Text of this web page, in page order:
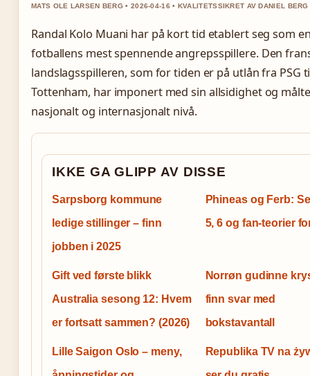
MATS OLE LARSEN BERG • 2026-04-16 • KVALITETSSIKRET AV DANIEL BERG
Randal Kolo Muani har på kort tid etablert seg som
fotballens mest spennende angrepsspillere. Den
landslagsspilleren, som for tiden er på utlån fra PSG
Tottenham, har imponert med sin allsidighet og
nasjonalt og internasjonalt nivå.
IKKE GA GLIPP AV DISSE
Sarpsborg kommune
ledige stillinger – finn
jobben i 2025
Phineas og Ferb:
5, 6 og fan-teorier
Gift ved første blikk
Australia sesong 12: Hvem
er fortsatt sammen? (2026)
Norrøn gudinne
finn svar med
bokstavantall
Lille Saigon Oslo – meny,
Republika TV na